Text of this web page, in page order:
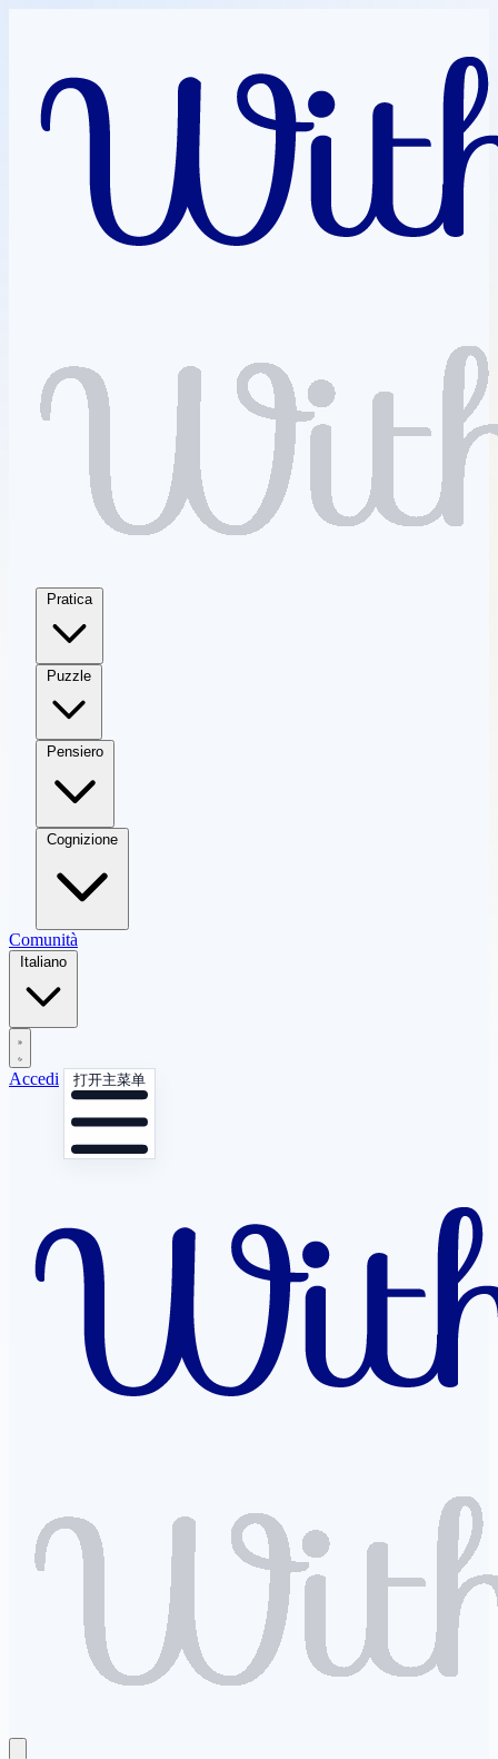
Pratica
Puzzle
Pensiero
Cognizione
Comunità
Italiano
Accedi 打开主菜单